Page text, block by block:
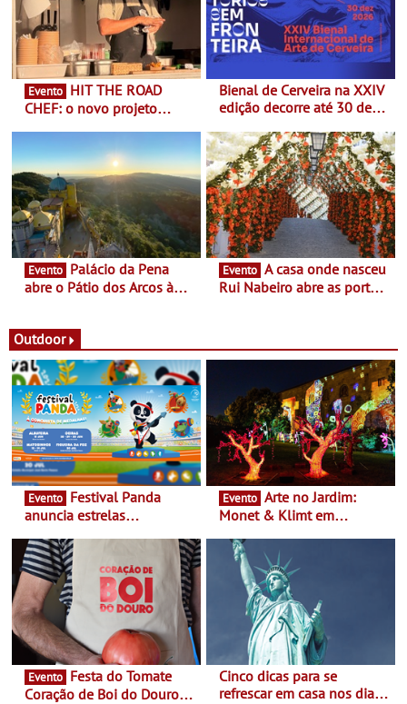
Evento
CHEF: o novo projeto
Queiroz Ribeiro - Um novo
conceito gastronómico
itinerante que percorre
Portugal
Bienal de Cerveira na XXIV
edição decorre até 30 de
enquanto “Territórios sem
Fronteira”
Evento
abre o Pátio dos Arcos à
Evento
Rui Nabeiro abre as portas
16 de agosto
Outdoor
Evento
anuncia estrelas
- Entre Junho e Julho pelo
país
Evento
Monet & Klimt em
ao final de Setembro -
Experiência luminosa no
jardim do Museu de
Alberto Sampaio
Evento
Coração de Boi do Douro -
Cinco dicas para se
refrescar em casa nos dias